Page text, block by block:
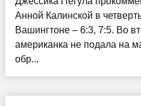
Анной Калинской в
Вашингтоне – 6:3, 7:5. Во
американка не подала на
обр...